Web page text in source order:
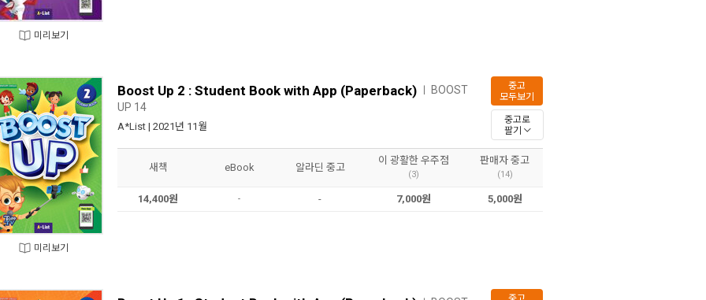
미리보기
미리보기
Boost Up 2 : Student Book with App (Paperback) BOOST
UP 14
A*List | 2021년 11월
중고
모두보기
중고로
팔기
새책 eBook 알라딘 중고
이 광활한 우주점
(3)
판매자 중고
(14)
14,400원 - - 7,000원 5,000원